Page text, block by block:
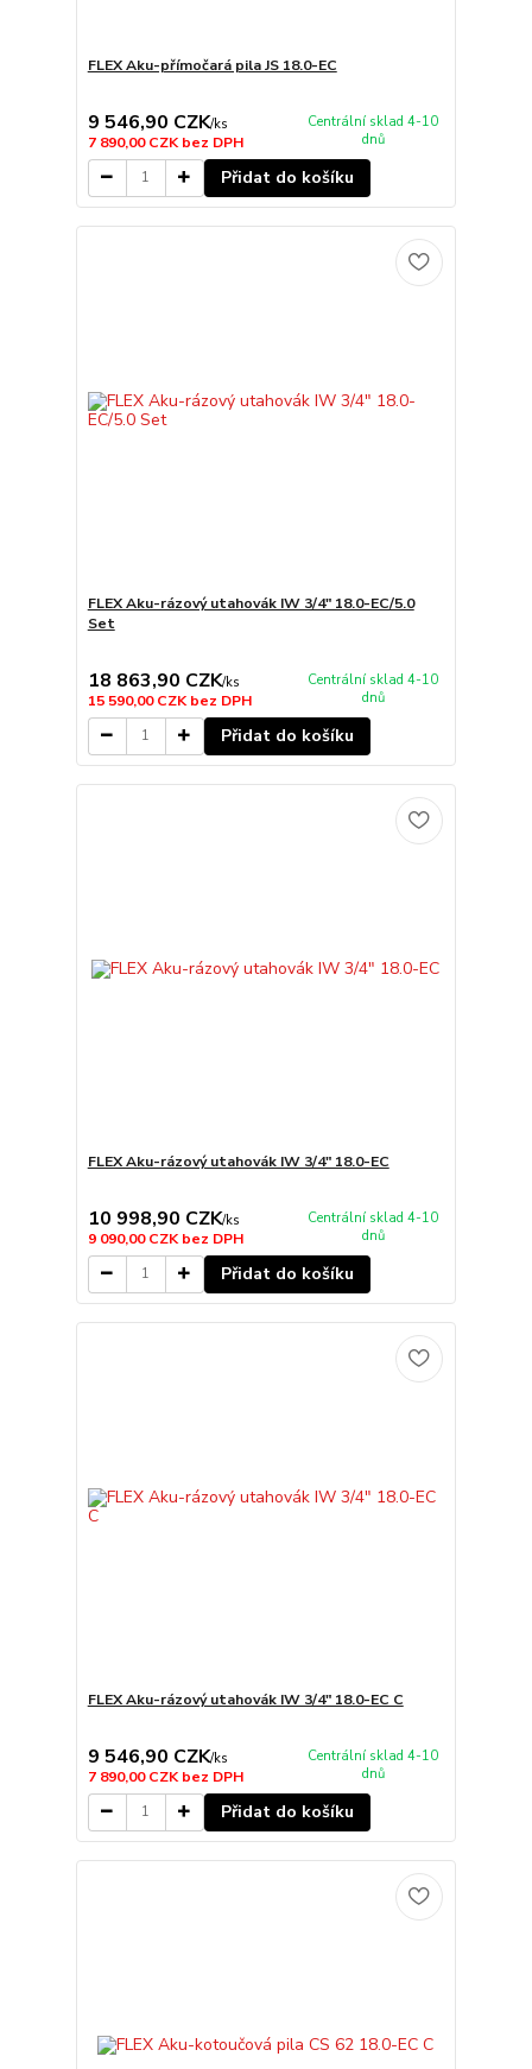
FLEX Aku-přímočará pila JS 18.0-EC
9 546,90 CZK/ks
7 890,00 CZKbez DPH
Centrální sklad 4-10
dnů
Přidat do košíku
FLEX Aku-rázový utahovák IW 3/4" 18.0-EC/5.0
Set
18 863,90 CZK/ks
15 590,00 CZKbez DPH
Centrální sklad 4-10
dnů
Přidat do košíku
FLEX Aku-rázový utahovák IW 3/4" 18.0-EC
10 998,90 CZK/ks
9 090,00 CZKbez DPH
Centrální sklad 4-10
dnů
Přidat do košíku
FLEX Aku-rázový utahovák IW 3/4" 18.0-EC C
9 546,90 CZK/ks
7 890,00 CZKbez DPH
Centrální sklad 4-10
dnů
Přidat do košíku